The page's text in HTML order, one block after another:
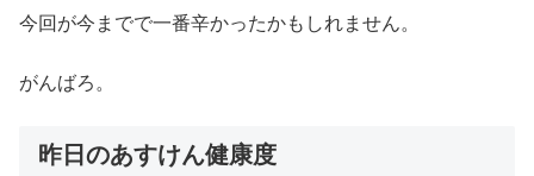
今回が今までで一番辛かったかもしれません。
がんばろ。
昨日のあすけん健康度